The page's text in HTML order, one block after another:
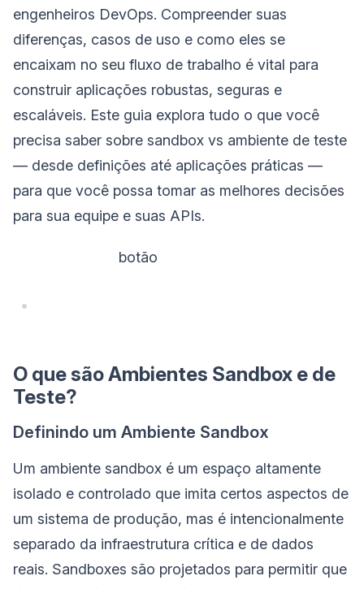
engenheiros DevOps. Compreender suas
diferenças, casos de uso e como eles se
encaixam no seu fluxo de trabalho é vital para
construir aplicações robustas, seguras e
escaláveis. Este guia explora tudo o que você
precisa saber sobre sandbox vs ambiente de teste
— desde definições até aplicações práticas —
para que você possa tomar as melhores decisões
para sua equipe e suas APIs.
‌ botão
O que são Ambientes Sandbox e de
Teste?
Definindo um Ambiente Sandbox
Um ambiente sandbox é um espaço altamente
isolado e controlado que imita certos aspectos de
um sistema de produção, mas é intencionalmente
separado da infraestrutura crítica e de dados
reais. Sandboxes são projetados para permitir que